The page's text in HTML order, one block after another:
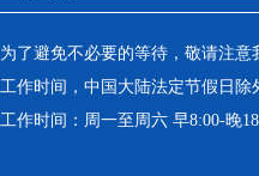
为了避免不必要的等待，敬请注
工作时间，中国大陆法定节假日除
工作时间：周一至周六 早8:00-晚